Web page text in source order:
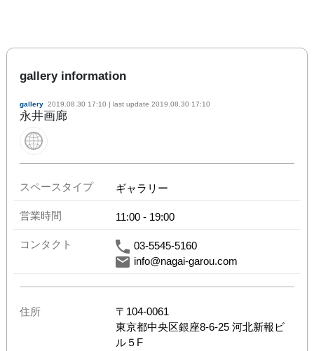
gallery information
gallery 2019.08.30 17:10 | last update 2019.08.30 17:10
永井画廊
スペースタイプ ギャラリー
営業時間 11:00- 19:00
コンタクト
03-5545-5160
info@nagai-garou.com
住所 〒 104-0061
東京都中央区銀座8-6-25 河北新報ビ
ル５F